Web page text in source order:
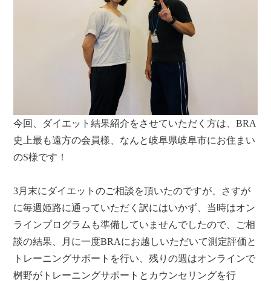
今回、ダイエット結果紹介をさせていただく方は、BRA
史上最も遠方の会員樣、なんと岐阜県岐阜市にお住まい
のS様です！
3月末にダイエットのご相談を頂いたのですが、さすが
に毎週姫路に通っていただく訳にはいかず、当時はオン
ラインプログラムも準備していませんでしたので、ご相
談の結果、月に一度BRAにお越しいただいて測定評価と
トレーニングサポートを行い、残りの週はオンラインで
桝野がトレーニングサポートとカウンセリングを行